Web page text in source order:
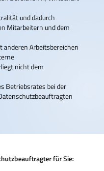
und dadurch
Mitarbeitern und dem
Arbeitsbereichen
nicht dem
Betriebsrates bei der
für Sie: